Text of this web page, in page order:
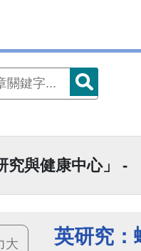
究與健康中心」 -
英研究：